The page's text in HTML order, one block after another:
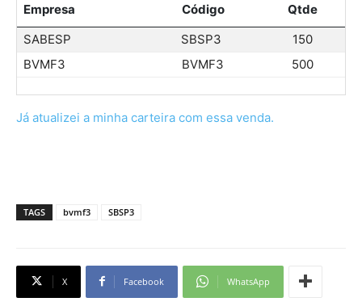
Empresa
Código
Qtde
SABESP
SBSP3
150
BVMF3
BVMF3 500
Já atualizei a minha carteira com essa venda.
TAGS bvmf3 SBSP3
X Facebook WhatsApp